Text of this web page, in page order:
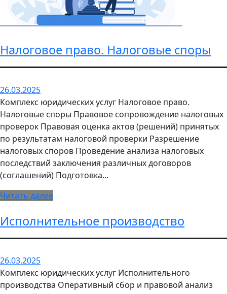
Налоговое право. Налоговые споры
26.03.2025
Комплекс юридических услуг Налоговое право.
Налоговые споры Правовое сопровождение налоговых
проверок Правовая оценка актов (решений) принятых
по результатам налоговой проверки Разрешение
налоговых споров Проведение анализа налоговых
последствий заключения различных договоров
(соглашений) Подготовка...
Читать далее
Исполнительное производство
26.03.2025
Комплекс юридических услуг Исполнительного
производства Оперативный сбор и правовой анализ